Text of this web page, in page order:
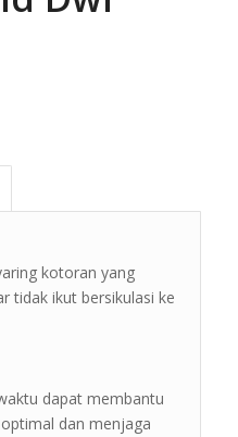
kotoran yang
tidak ikut bersikulasi ke
dapat membantu
dan menjaga